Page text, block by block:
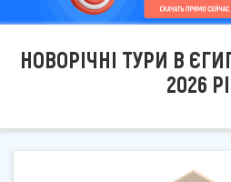
НОВОРІЧНІ ТУРИ В
2026